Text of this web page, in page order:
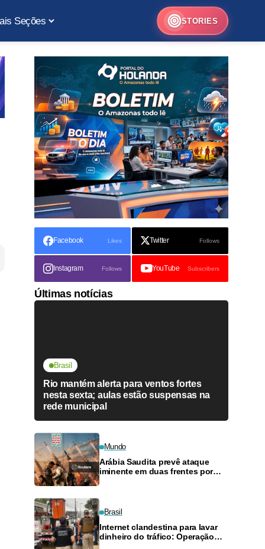
Seções STORIES
Facebook Likes Twitter Follows
Instagram Follows YouTube Subscribers
Últimas notícias
Brasil
Rio mantém alerta para ventos fortes
nesta sexta; aulas estão suspensas na
rede municipal
Mundo
Arábia Saudita prevê ataque
iminente em duas frentes por
Brasil
Internet clandestina para lavar
dinheiro do tráfico: Operação